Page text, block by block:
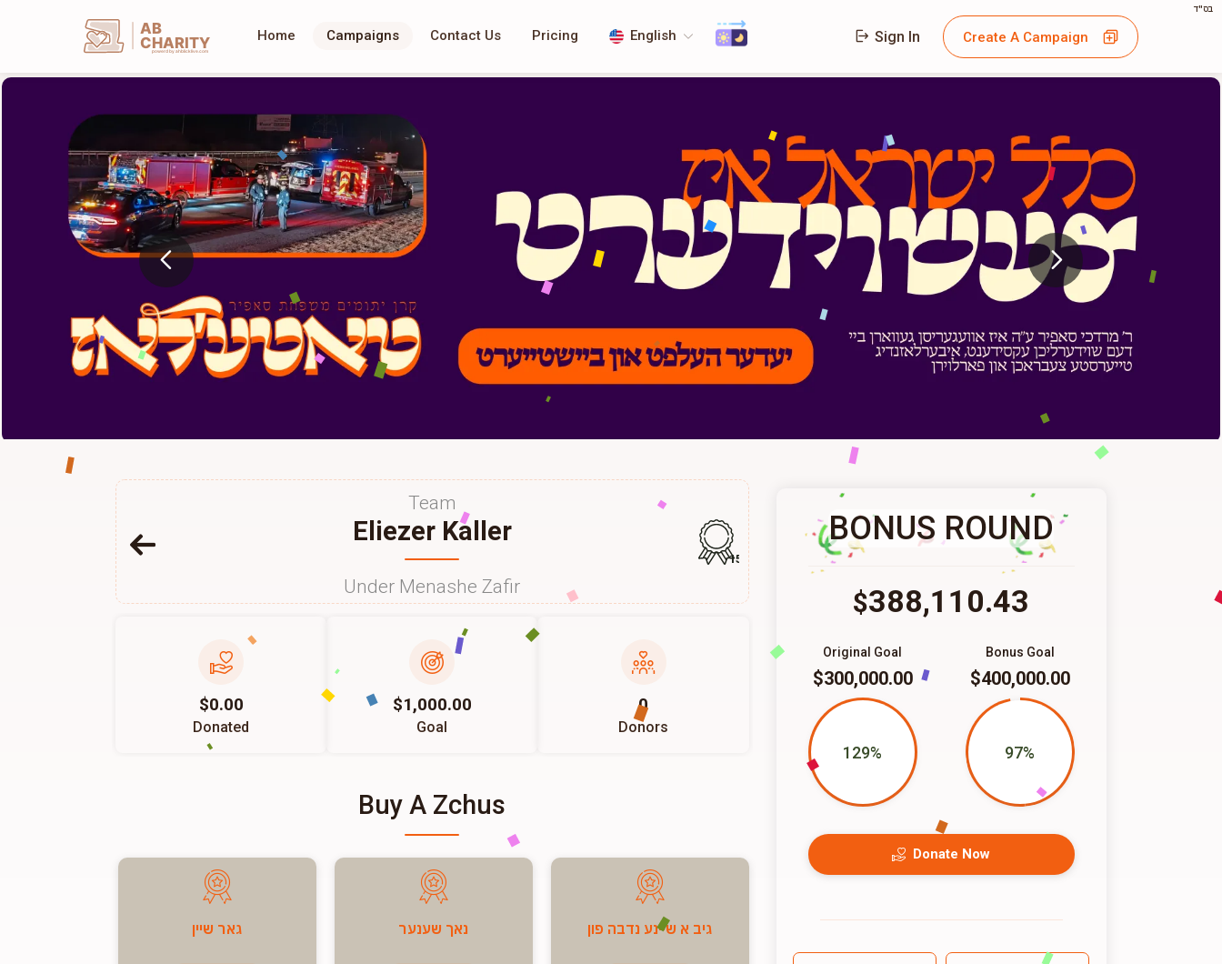
בס"ד
AB
CHARITY
powerd by ahblicklive.com
Home Campaigns Contact Us Pricing English Sign In Create A Campaign
Team
Eliezer Kaller
Under Menashe Zafir
157
$0.00
Donated
$1,000.00
Goal
0
Donors
Buy A Zchus
גיב א שיינע נדבה פון נאך שענער גאר שיין
BONUS ROUND
$388,110.43
Bonus Goal
$400,000.00
97%
Original Goal
$300,000.00
129%
Donate Now